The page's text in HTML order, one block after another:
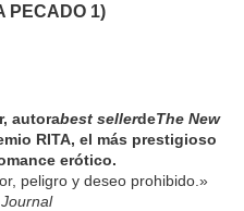
PECADO 1)
autorabest sellerdeThe New
RITA, el más prestigioso
erótico.
peligro y deseo prohibido.»